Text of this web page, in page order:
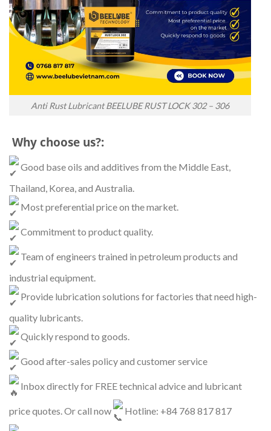
Anti Rust Lubricant BEELUBE RUST LOCK 302 – 306
Why choose us?:
Good base oils and additives from the Middle East,
Thailand, Korea, and Australia.
Most preferential price on the market.
Commitment to product quality.
Team of engineers trained in petroleum products and
industrial equipment.
Provide lubrication solutions for factories that need high-
quality lubricants.
Quickly respond to goods.
Good after-sales policy and customer service
Inbox directly for FREE technical advice and lubricant
price quotes. Or call now Hotline: +84 768 817 817